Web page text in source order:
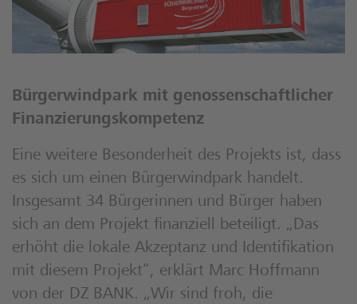
Bürgerwindpark mit genossenschaftlicher
Finanzierungskompetenz
Eine weitere Besonderheit des Projekts ist, dass
es sich um einen Bürgerwindpark handelt.
Insgesamt 34 Bürgerinnen und Bürger haben
sich an dem Projekt finanziell beteiligt. „Das
erhöht die lokale Akzeptanz und Identifikation
mit diesem Projekt“, erklärt Marc Hoffmann
von der DZ BANK. „Wir sind froh, die